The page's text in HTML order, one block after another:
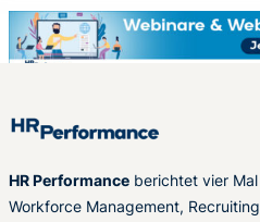
HR Performance berichtet vier
Workforce Management,